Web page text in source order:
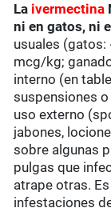
La ivermectina
ni en gatos,ni
usuales
mcg/kg;
interno (en
suspensiones
uso externo
jabones,
sobre algunas
pulgas que
atrape otras.
infestaciones